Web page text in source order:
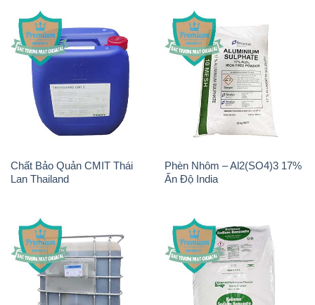
Chất Bảo Quản CMIT Thái
Lan Thailand
Phèn Nhôm – Al2(SO4)3 17%
Ấn Độ India